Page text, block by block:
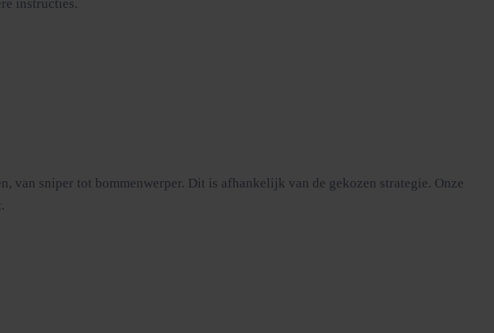
instructies.
van sniper tot bommenwerper. Dit is afhankelijk van de gekozen strategie. Onze